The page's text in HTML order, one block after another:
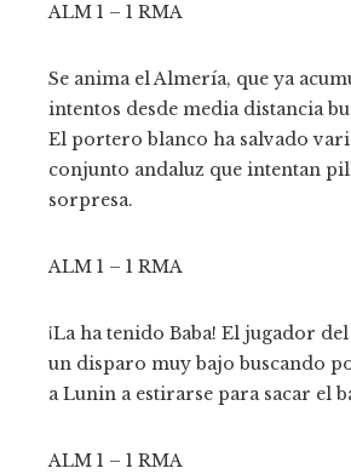
ALM 1 – 1 RMA
Se anima el Almería, que ya
intentos desde media distancia
El portero blanco ha salvado
conjunto andaluz que intentan
sorpresa.
ALM 1 – 1 RMA
¡La ha tenido Baba! El jugador
un disparo muy bajo buscando
a Lunin a estirarse para sacar el
ALM 1 – 1 RMA